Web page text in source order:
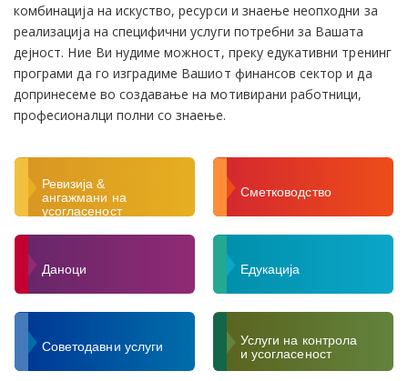
комбинација на искуство, ресурси и знаење неопходни за
реализација на специфични услуги потребни за Вашата
дејност. Ние Ви нудиме можност, преку едукативни тренинг
програми да го изградиме Вашиот финансов сектор и да
допринесеме во создавање на мотивирани работници,
професионалци полни со знаење.
Ревизија &
ангажмани на
усогласеност
Сметководство
Даноци Едукација
Советодавни услуги
Услуги на контрола
и усогласеност
И УСОГЛАСЕНОСТ